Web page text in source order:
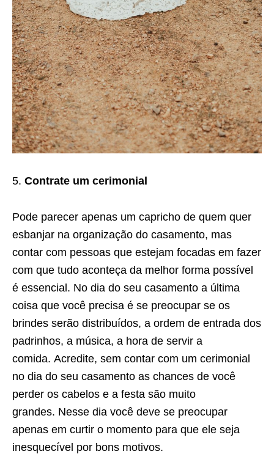
Contrate um cerimonial
Pode parecer apenas um capricho de quem quer
esbanjar na organização do casamento, mas
contar com pessoas que estejam focadas em fazer
com que tudo aconteça da melhor forma possível
é essencial. No dia do seu casamento a última
coisa que você precisa é se preocupar se os
brindes serão distribuídos, a ordem de entrada dos
padrinhos, a música, a hora de servir a
comida. Acredite, sem contar com um cerimonial
no dia do seu casamento as chances de você
perder os cabelos e a festa são muito
grandes. Nesse dia você deve se preocupar
apenas em curtir o momento para que ele seja
inesquecível por bons motivos.